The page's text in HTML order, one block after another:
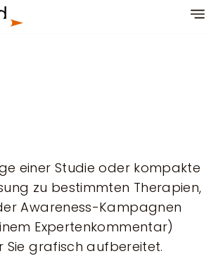
einer Studie oder kompakte
zu bestimmten Therapien,
Awareness-Kampagnen
Expertenkommentar)
Sie grafisch aufbereitet.